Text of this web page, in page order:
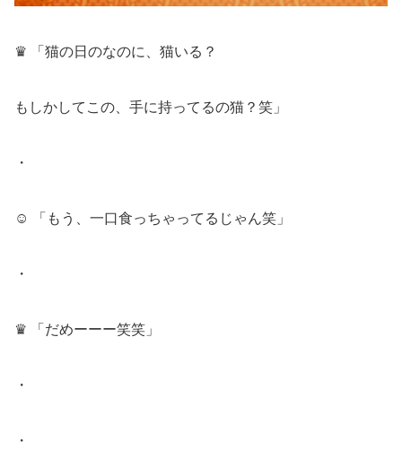
♛ 「猫の日のなのに、猫いる？
もしかしてこの、手に持ってるの猫？笑」
・
☺︎ 「もう、一口食っちゃってるじゃん笑」
・
♛ 「だめーーー笑笑」
・
・